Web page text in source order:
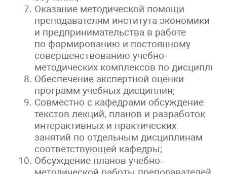
Оказание методической помощи
преподавателям института экономики
и предпринимательства в работе
по формированию и постоянному
совершенствованию учебно-
методических комплексов по
Обеспечение экспертной оценки
программ учебных дисциплин;
Совместно с кафедрами обсуждение
текстов лекций, планов и разработок
интерактивных и практических
занятий по отдельным дисциплинам
соответствующей кафедры;
Обсуждение планов учебно-